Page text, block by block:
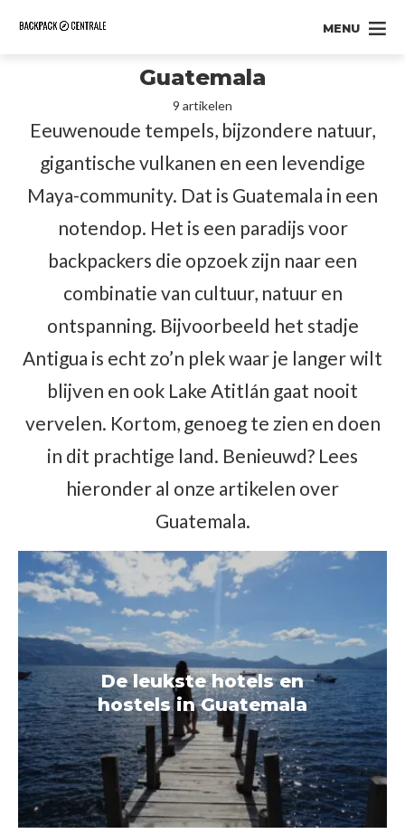
MENU
Guatemala
9 artikelen
Eeuwenoude tempels, bijzondere natuur,
gigantische vulkanen en een levendige
Maya-community. Dat is Guatemala in een
notendop. Het is een paradijs voor
backpackers die opzoek zijn naar een
combinatie van cultuur, natuur en
ontspanning. Bijvoorbeeld het stadje
Antigua is echt zo’n plek waar je langer wilt
blijven en ook Lake Atitlán gaat nooit
vervelen. Kortom, genoeg te zien en doen
in dit prachtige land. Benieuwd? Lees
hieronder al onze artikelen over
Guatemala.
De leukste hotels en
hostels in Guatemala